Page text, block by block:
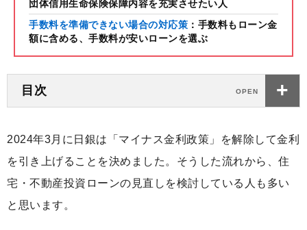
団体信用生命保険保障内容を充実させたい人
手数料を準備できない場合の対応策 ：手数料もローン金
額に含める、手数料が安いローンを選ぶ
目次
2024年3月に日銀は「マイナス金利政策」を解除して金利
を引き上げることを決めました。そうした流れから、住
宅・不動産投資ローンの見直しを検討している人も多い
と思います。